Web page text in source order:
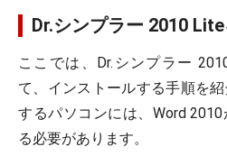
Dr.シンプラー 2010
ここでは、Dr.シンプラー
て、インストールする手順を
するパソコンには、Word
る必要があります。